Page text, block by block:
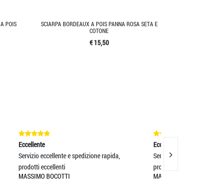
POIS
SCIARPA BORDEAUX A POIS PANNA ROSA SETA E
COTONE
€ 15,50
Servizio eccellente e spedizione rapida,
prodotti eccellenti
MASSIMO BOCOTTI